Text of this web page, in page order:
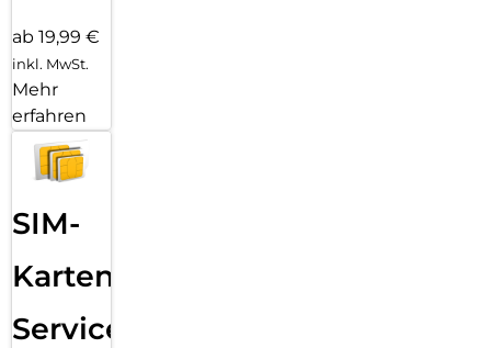
ab 19,99 €
inkl. MwSt.
Mehr
erfahren
SIM-
Karten
Service: